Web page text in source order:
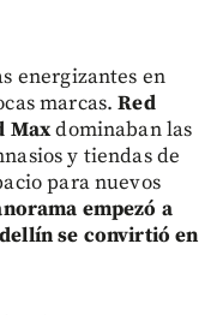
energizantes en
marcas.Red
Maxdominaban las
y tiendas de
para nuevos
empezó a
se convirtió en